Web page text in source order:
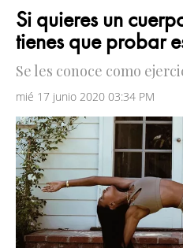
Si quieres un
tienes que probar
Se les conoce como
mié 17 junio 2020 03:34 PM